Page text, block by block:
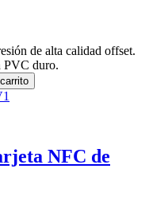
de alta calidad offset.
PVC duro.
NFC de